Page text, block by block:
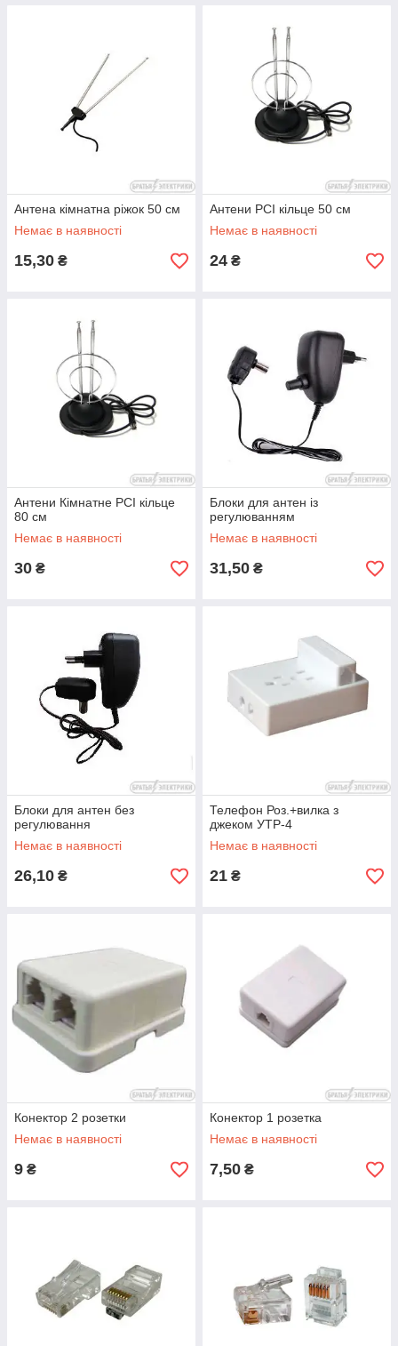
Антена кімнатна ріжок 50 см
Немає в наявності
15,30 ₴
Антени PCI кільце 50 см
Немає в наявності
24 ₴
Антени Кімнатне PCI кільце
80 см
Немає в наявності
30 ₴
Блоки для антен із
регулюванням
Немає в наявності
31,50 ₴
Блоки для антен без
регулювання
Немає в наявності
26,10 ₴
Телефон Роз.+вилка з
джеком УТР-4
Немає в наявності
21 ₴
Конектор 2 розетки
Немає в наявності
9 ₴
Конектор 1 розетка
Немає в наявності
7,50 ₴